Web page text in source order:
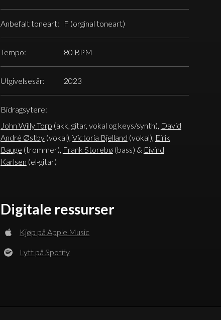
Anbefalt toneart: F (orginal toneart)
Tempo: 80 BPM
Utgivelsesår: 2023
Bidragsytere:
John Willy Torp (akk, gitar, vokal og keys/synth), David
André Østby(vokal), Victoria Bjelland (vokal), Eirik
Bauge (trommer), Frank Storebø (bass) & Eivind
Karlsen (el-gitar)
Digitale ressurser
Kjøp på Apple Music
Lytt på Spotify